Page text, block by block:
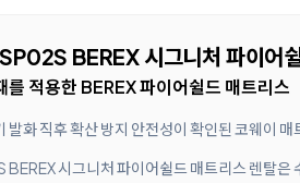
BEREX 시그니처 파이어
를 적용한 BEREX 파이어쉴드 매트리스
화 직후 확산 방지 안전성이 확인된 코웨이 매
시그니처 파이어쉴드 매트리스 렌탈은